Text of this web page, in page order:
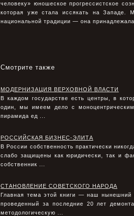
человеку» юношеское прогрессистское
которая уже стала иссякать на Западе.
национальной традиции — она
Смотрите также
МОДЕРНИЗАЦИЯ ВЕРХОВНОЙ ВЛАСТИ
В каждом государстве есть центры, в
один, мы имеем дело с
пирамида ед ...
РОССИЙСКАЯ БИЗНЕС-ЭЛИТА
В России собственность практически
слабо защищены как юридически, так и
собственник ...
СТАНОВЛЕНИЕ СОВЕТСКОГО НАРОДА
Главная тема этой книги — наш нынешний
проведенный за последние 20 лет
методологическую ...